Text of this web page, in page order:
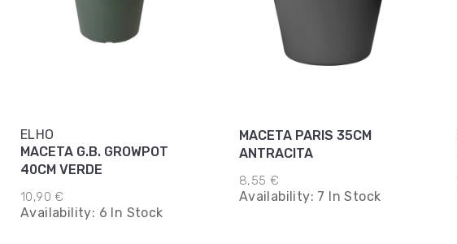
ELHO
MACETA G.B. GROWPOT
40CM VERDE
10,90 €
Availability: 6 In Stock
MACETA PARIS 35CM
ANTRACITA
8,55 €
Availability: 7 In Stock